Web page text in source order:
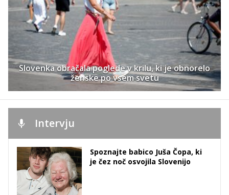
Slovenka obračala poglede v krilu, ki je obnorelo
ženske po vsem svetu
Intervju
Spoznajte babico Juša Čopa, ki
je čez noč osvojila Slovenijo